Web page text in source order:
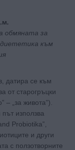
обмяната за
към
датира се към
от старогръцки
– „за живота”).
използва
Probiotika”,
и други
с ползотворните